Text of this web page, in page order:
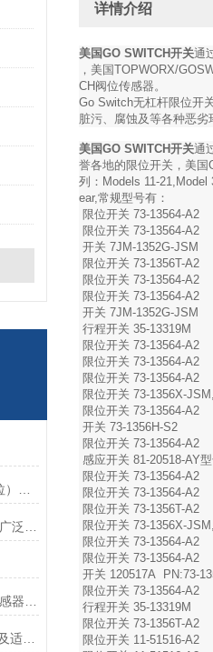
美国AIRTROL压力开关的优缺点及适用范围讲解
详情介绍
美国GO SWITCH开关通
，美国TOPWORX/
CH阀位传感器。
Go Switch无杠杆限位开
脏污、腐蚀及等各种恶
美国GO SWITCH开关通
誉各地的限位开关，美
列：Models 11-
ear,常规型号有：
限位开关 73-13564-A2
限位开关 73-13564-A2
开关 7JM-1352G-JSM
限位开关 73-1356T-A2
限位开关 73-13564-A2
限位开关 73-13564-A2
开关 7JM-1352G-JSM
行程开关 35-13319M
限位开关 73-13564-A2
限位开关 73-13564-A2
限位开关 73-13564-A2
限位开关 73-1356X-
限位开关 73-13564-A2
开关 73-1356H-S2
限位开关 73-13564-A2
感应开关 81-20518-AY
限位开关 73-13564-A2
限位开关 73-13564-A2
限位开关 73-1356T-A2
限位开关 73-1356X-
限位开关 73-13564-A2
限位开关 73-13564-A2
开关 120517A PN:73-
限位开关 73-13564-A2
行程开关 35-13319M
限位开关 73-1356T-A2
限位开关 11-51516-A2